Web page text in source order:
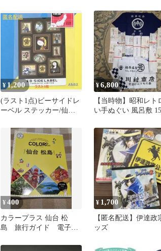
¥ 1,200
(ラスト1点)ビーサイドレ
ーベル ステッカー/仙台
¥6,800
【当時物】昭和レト
い手ぬぐい 風呂敷 15
¥400
カラープラス 仙台 松
島 旅行ガイド 電子書
¥ 1,700
【匿名配送】伊達政
ッズ